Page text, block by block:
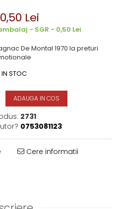
Lei
- SGR - 0,50 Lei
De Montal 1970 la preturi
IN STOC
ADAUGA IN COS
2731
0753081123
Cere informatii